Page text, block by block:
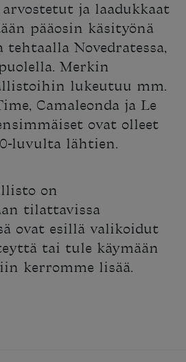
ja laadukkaat
pääosin käsityönä
Novedratessa,
Merkin
lukeutuu mm.
Camaleonda ja Le
ovat olleet
luvulta lähtien.
on
tilattavissa
ovat esillä valikoidut
tai tule käymään
kerromme lisää.